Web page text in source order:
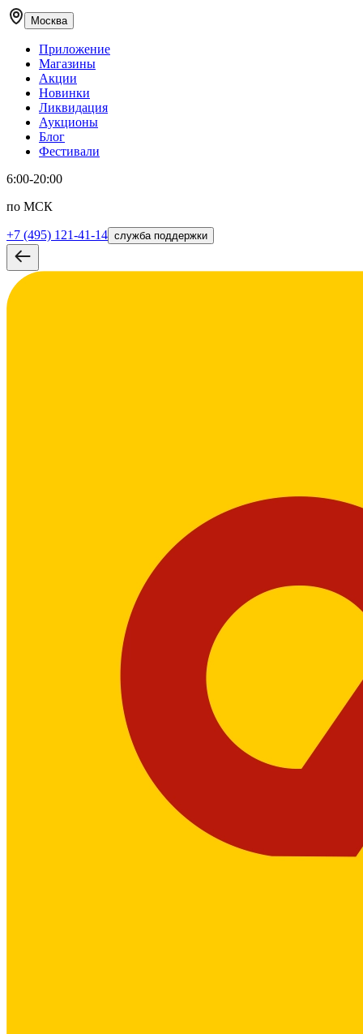
Москва
Приложение
Магазины
Акции
Новинки
Ликвидация
Аукционы
Блог
Фестивали
6:00-20:00
по МСК
+7 (495) 121-41-14 служба поддержки